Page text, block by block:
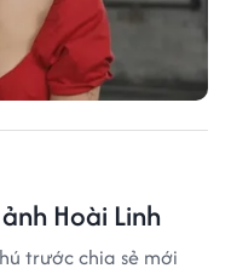
Hoài Linh
trước chia sẻ mới